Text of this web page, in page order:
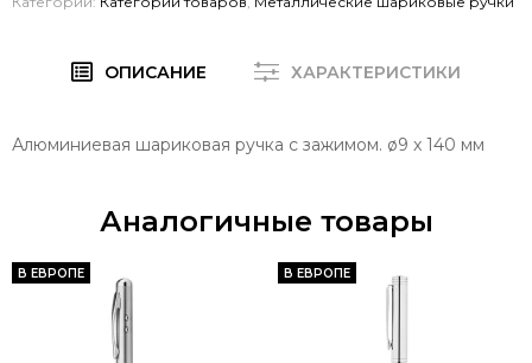
ОПИСАНИЕ ХАРАКТЕРИСТИКИ
Алюминиевая шариковая ручка с зажимом. ø9 x 140 мм
Аналогичные товары
В ЕВРОПЕ В ЕВРОПЕ